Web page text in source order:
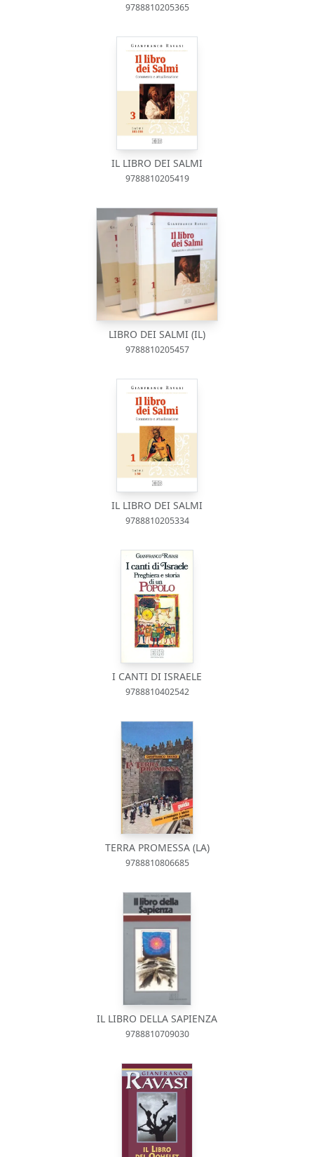
9788810205365
IL LIBRO DEI SALMI
9788810205419
LIBRO DEI SALMI (IL)
9788810205457
IL LIBRO DEI SALMI
9788810205334
I CANTI DI ISRAELE
9788810402542
TERRA PROMESSA (LA)
9788810806685
IL LIBRO DELLA SAPIENZA
9788810709030